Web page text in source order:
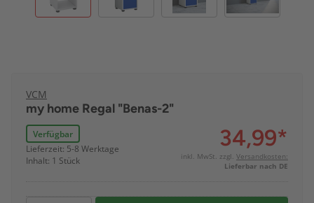
VCM
my home Regal "Benas-2"
Verfügbar
Lieferzeit: 5-8 Werktage
Inhalt: 1 Stück
34,99*
inkl. MwSt. zzgl. Versandkosten:
Lieferbar nach DE